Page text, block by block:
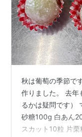
秋は葡萄の季節で
作りました。 去年
るかは疑問です）
砂糖100g 白あん
スカット10粒 片